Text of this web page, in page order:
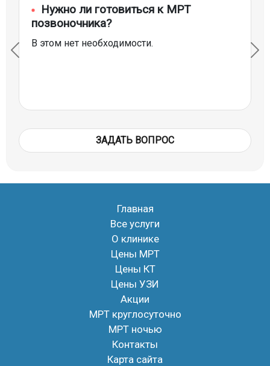
Нужно ли готовиться к МРТ
позвоночника?
В этом нет необходимости.
ЗАДАТЬ ВОПРОС
Главная
Все услуги
О клинике
Цены МРТ
Цены КТ
Цены УЗИ
Акции
МРТ круглосуточно
МРТ ночью
Контакты
Карта сайта